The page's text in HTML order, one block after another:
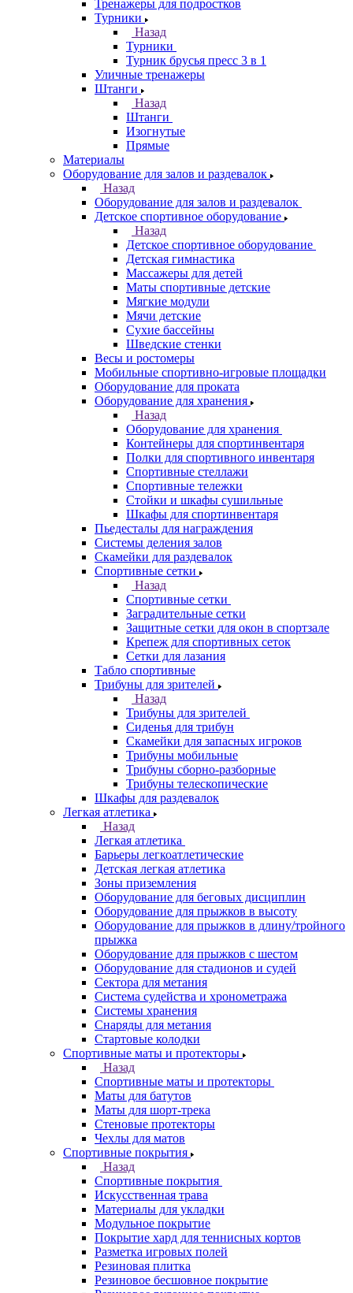
Тренажеры для подростков
Турники
Назад
Турники
Турник брусья пресс 3 в 1
Уличные тренажеры
Штанги
Назад
Штанги
Изогнутые
Прямые
Материалы
Оборудование для залов и раздевалок
Назад
Оборудование для залов и раздевалок
Детское спортивное оборудование
Назад
Детское спортивное оборудование
Детская гимнастика
Массажеры для детей
Маты спортивные детские
Мягкие модули
Мячи детские
Сухие бассейны
Шведские стенки
Весы и ростомеры
Мобильные спортивно-игровые площадки
Оборудование для проката
Оборудование для хранения
Назад
Оборудование для хранения
Контейнеры для спортинвентаря
Полки для спортивного инвентаря
Спортивные стеллажи
Спортивные тележки
Стойки и шкафы сушильные
Шкафы для спортинвентаря
Пьедесталы для награждения
Системы деления залов
Скамейки для раздевалок
Спортивные сетки
Назад
Спортивные сетки
Заградительные сетки
Защитные сетки для окон в спортзале
Крепеж для спортивных сеток
Сетки для лазания
Табло спортивные
Трибуны для зрителей
Назад
Трибуны для зрителей
Сиденья для трибун
Скамейки для запасных игроков
Трибуны мобильные
Трибуны сборно-разборные
Трибуны телескопические
Шкафы для раздевалок
Легкая атлетика
Назад
Легкая атлетика
Барьеры легкоатлетические
Детская легкая атлетика
Зоны приземления
Оборудование для беговых дисциплин
Оборудование для прыжков в высоту
Оборудование для прыжков в длину/тройного
прыжка
Оборудование для прыжков с шестом
Оборудование для стадионов и судей
Сектора для метания
Система судейства и хронометража
Системы хранения
Снаряды для метания
Стартовые колодки
Спортивные маты и протекторы
Назад
Спортивные маты и протекторы
Маты для батутов
Маты для шорт-трека
Стеновые протекторы
Чехлы для матов
Спортивные покрытия
Назад
Спортивные покрытия
Искусственная трава
Материалы для укладки
Модульное покрытие
Покрытие хард для теннисных кортов
Разметка игровых полей
Резиновая плитка
Резиновое бесшовное покрытие